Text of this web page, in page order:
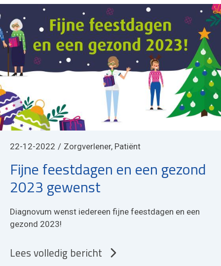
22-12-2022 Zorgverlener, Patiënt
Fijne feestdagen en een gezond
2023 gewenst
Diagnovum wenst iedereen fijne feestdagen en een
gezond 2023!
Lees volledig bericht